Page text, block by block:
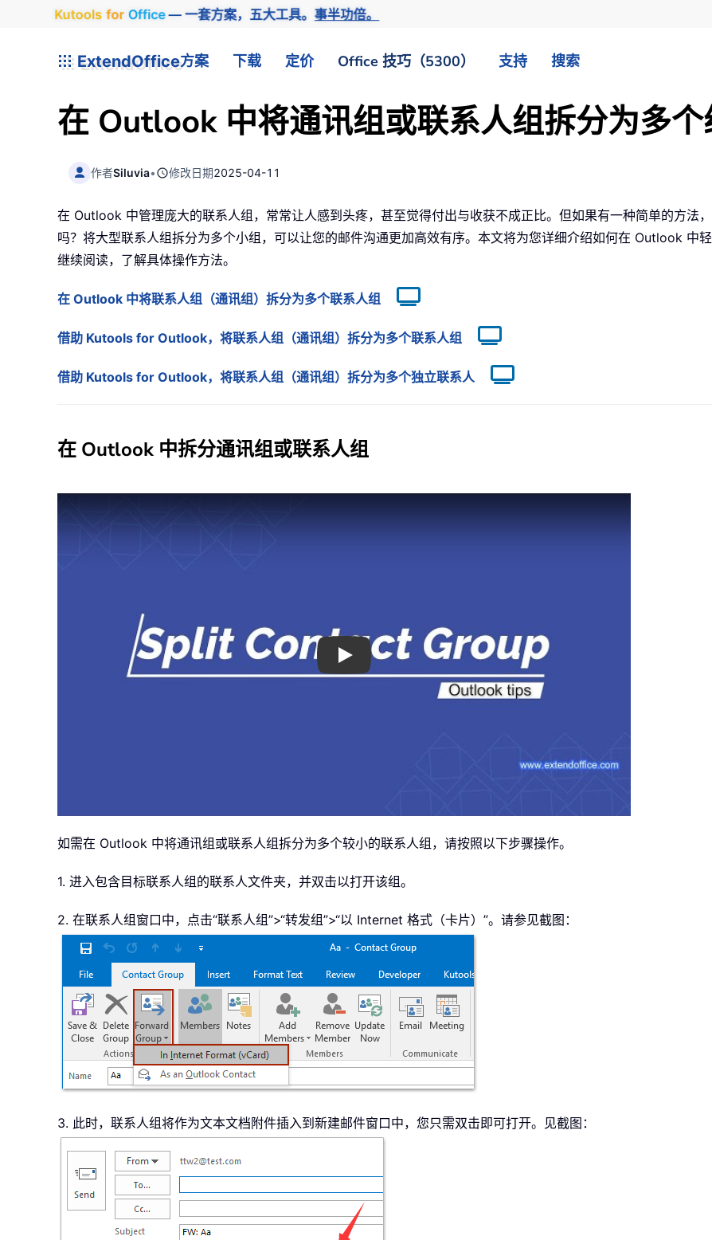
Kutools for Office— 一套方案，五大工具。事半功倍。
ExtendOffice方案 下载 定价 Office 技巧（5300） 支持 搜索
在 Outlook 中将通讯组或联系人组拆分为多个
作者Siluvia• 修改日期2025-04-11
在 Outlook 中管理庞大的联系人组，常常让人感到头疼，甚至觉得付出与收获不成正比。但如果有一种简单的方法
吗？将大型联系人组拆分为多个小组，可以让您的邮件沟通更加高效有序。本文将为您详细介绍如何在 Outlook 中
继续阅读，了解具体操作方法。
在 Outlook 中将联系人组（通讯组）拆分为多个联系人组
借助 Kutools for Outlook，将联系人组（通讯组）拆分为多个联系人组
借助 Kutools for Outlook，将联系人组（通讯组）拆分为多个独立联系人
在 Outlook 中拆分通讯组或联系人组
Play
如需在 Outlook 中将通讯组或联系人组拆分为多个较小的联系人组，请按照以下步骤操作。
1. 进入包含目标联系人组的联系人文件夹，并双击以打开该组。
2. 在联系人组窗口中，点击“联系人组”>“转发组”>“以 Internet 格式（卡片）”。请参见截图：
3. 此时，联系人组将作为文本文档附件插入到新建邮件窗口中，您只需双击即可打开。见截图：